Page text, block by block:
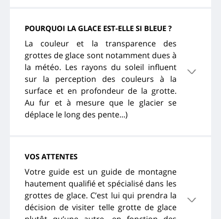
POURQUOI LA GLACE EST-ELLE SI BLEUE ?
La couleur et la transparence des
grottes de glace sont notamment dues à
la météo. Les rayons du soleil influent
sur la perception des couleurs à la
surface et en profondeur de la grotte.
Au fur et à mesure que le glacier se
déplace le long des pente...)
VOS ATTENTES
Votre guide est un guide de montagne
hautement qualifié et spécialisé dans les
grottes de glace. C’est lui qui prendra la
décision de visiter telle grotte de glace